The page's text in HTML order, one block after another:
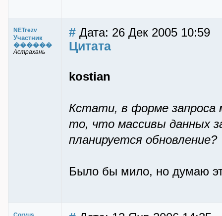
NETrezv
Участник
������
Астрахань
# Дата: 26 Дек 2005 10:59
Цитата
kostian
Кстати, в форме запроса
то, что массивы данных
планируется обновление?
Было бы мило, но думаю